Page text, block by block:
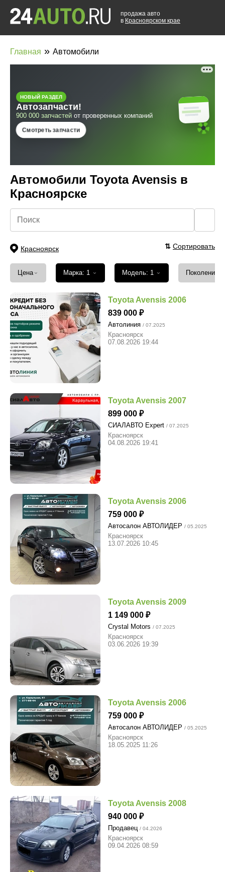
продажа авто
в Красноярском крае
Главная » Автомобили
Автомобили Toyota Avensis в
Красноярске
Красноярск ⇅ Сортировать
Цена ⌄ Марка: 1 ⌄ Модель: 1 ⌄ Поколение
Toyota Avensis 2006
839 000
Автолиния / 07.2025
Красноярск
07.08.2026 19:44
Toyota Avensis 2007
899 000
СИАЛАВТО Expert / 07.2025
Красноярск
04.08.2026 19:41
Toyota Avensis 2006
759 000
Автосалон АВТОЛИДЕР / 05.2025
Красноярск
13.07.2026 10:45
Toyota Avensis 2009
1 149 000
Crystal Motors / 07.2025
Красноярск
03.06.2026 19:39
Toyota Avensis 2006
759 000
Автосалон АВТОЛИДЕР / 05.2025
Красноярск
18.05.2025 11:26
Toyota Avensis 2008
940 000
Продавец / 04.2026
Красноярск
09.04.2026 08:59